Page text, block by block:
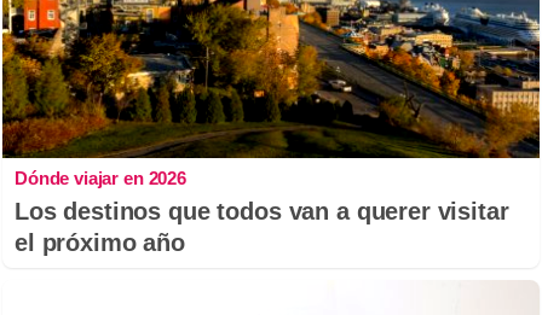
Dónde viajar en 2026
Los destinos que todos van a querer visitar
el próximo año